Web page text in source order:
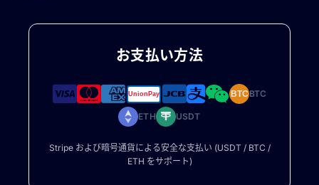
お支払い方法
BTCBTC
ETH USDT
Stripe および暗号通貨による安全な支払い (USDT / BTC /
ETH をサポート)